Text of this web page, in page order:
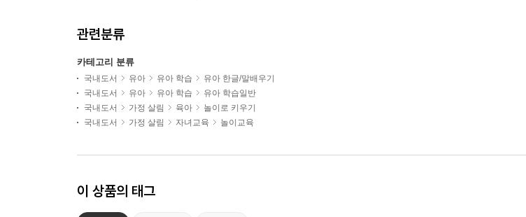
관련분류
카테고리 분류
국내도서 유아 유아 학습
유아 한글/말배우기
국내도서
유아 유아 학습
유아 학습일반
국내도서
가정 살림 육아
놀이로 키우기
국내도서
가정 살림 자녀교육 놀이교육
이 상품의 태그